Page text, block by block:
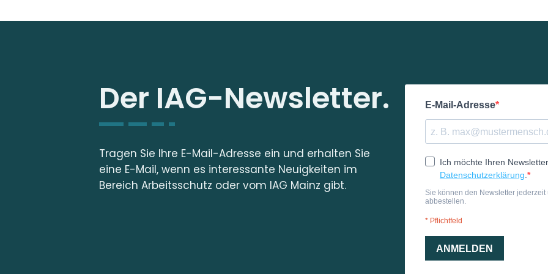
Der IAG-Newsletter.
Tragen Sie Ihre E-Mail-Adresse ein und erhalten Sie
eine E-Mail, wenn es interessante Neuigkeiten im
Bereich Arbeitsschutz oder vom IAG Mainz gibt.